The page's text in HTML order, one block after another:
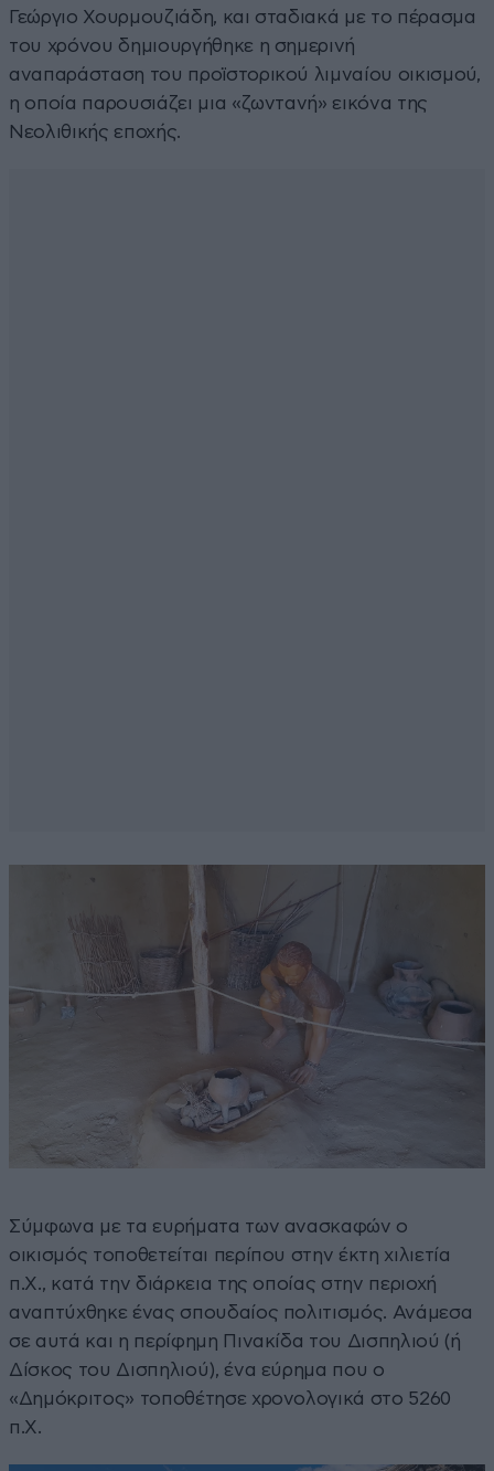
Γεώργιο Χουρμουζιάδη, και σταδιακά με το πέρασμα
του χρόνου δημιουργήθηκε η σημερινή
αναπαράσταση του προϊστορικού λιμναίου οικισμού,
η οποία παρουσιάζει μια «ζωντανή» εικόνα της
Νεολιθικής εποχής.
Σύμφωνα με τα ευρήματα των ανασκαφών ο
οικισμός τοποθετείται περίπου στην έκτη χιλιετία
π.Χ., κατά την διάρκεια της οποίας στην περιοχή
αναπτύχθηκε ένας σπουδαίος πολιτισμός. Ανάμεσα
σε αυτά και η περίφημη Πινακίδα του Δισπηλιού (ή
Δίσκος του Δισπηλιού), ένα εύρημα που ο
«Δημόκριτος» τοποθέτησε χρονολογικά στο 5260
π.Χ.